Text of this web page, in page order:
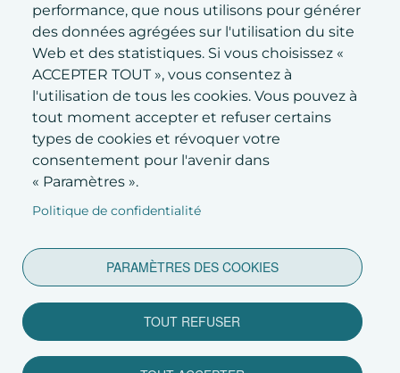
performance, que nous utilisons pour générer
des données agrégées sur l'utilisation du site
Web et des statistiques. Si vous choisissez «
ACCEPTER TOUT », vous consentez à
l'utilisation de tous les cookies. Vous pouvez à
tout moment accepter et refuser certains
types de cookies et révoquer votre
consentement pour l'avenir dans
« Paramètres ».
Politique de confidentialité
PARAMÈTRES DES COOKIES
TOUT REFUSER
SOUMETTRE
Politique de confidentialité
Tous droits réservés.